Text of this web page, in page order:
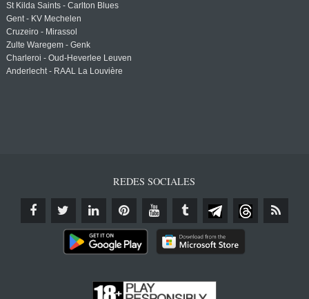
St Kilda Saints - Carlton Blues
Gent - KV Mechelen
Cruzeiro - Mirassol
Zulte Waregem - Genk
Charleroi - Oud-Heverlee Leuven
Anderlecht - RAAL La Louvière
REDES SOCIALES